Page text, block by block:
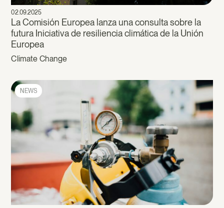
02.09.2025
La Comisión Europea lanza una consulta sobre la
futura Iniciativa de resiliencia climática de la Unión
Europea
Climate Change
NEWS